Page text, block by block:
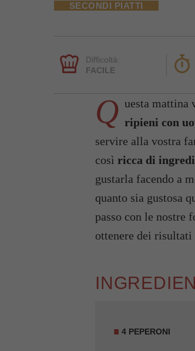
SECONDI PIATTI
Difficoltà:
FACILE
Q uesta mattina
ripieni con
servire alla vostra
così ricca di
gustarla facendo a
quanto sia gustosa
passo con le nostre
ottenere dei
4 PEPERONI